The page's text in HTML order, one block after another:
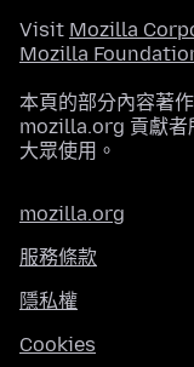
Visit Mozilla
Mozilla
本頁的部分內容著
mozilla.org 貢獻者
大眾使用。
mozilla.org
服務條款
隱私權
Cookies